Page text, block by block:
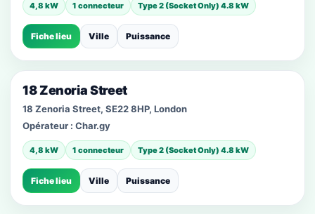
4,8 kW 1 connecteur Type 2 (Socket Only) 4.8 kW
Fiche lieu Ville Puissance
18 Zenoria Street
18 Zenoria Street, SE22 8HP, London
Opérateur : Char.gy
4,8 kW 1 connecteur Type 2 (Socket Only) 4.8 kW
Fiche lieu Ville Puissance